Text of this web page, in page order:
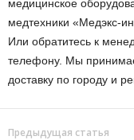
медицинское
медтехники «Медэкс-
Или обратитесь к
телефону. Мы
доставку по городу и
Предыдущая статья